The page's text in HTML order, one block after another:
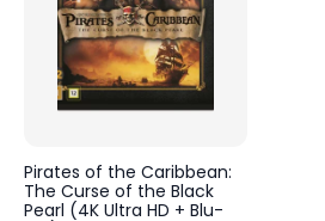
Pirates of the Caribbean:
The Curse of the Black
Pearl (4K Ultra HD + Blu-